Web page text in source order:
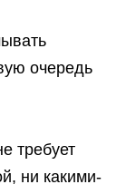
очередь
требует
ни какими-